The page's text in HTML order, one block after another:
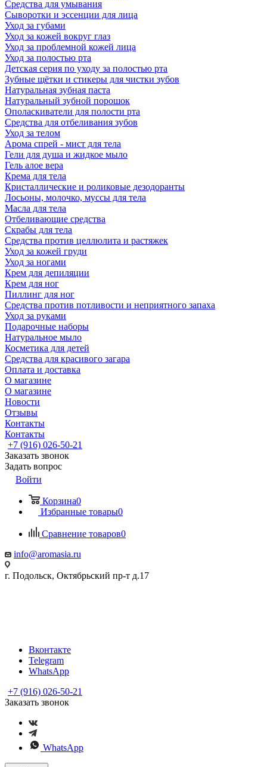
Средства для умывания
Сыворотки и эссенции для лица
Уход за губами
Уход за кожей вокруг глаз
Уход за проблемной кожей лица
Уход за полостью рта
Детская серия по уходу за полостью рта
Зубные щётки и стикеры для чистки зубов
Натуральная зубная паста
Натуральный зубной порошок
Ополаскиватели для полости рта
Средства для отбеливания зубов
Уход за телом
Арома спрей - мист для тела
Гели для душа и жидкое мыло
Гель алое вера
Крема для тела
Кристаллические и роликовые дезодоранты
Лосьоны, молочко, муссы для тела
Масла для тела
Отбеливающие средства
Скрабы для тела
Средства против целлюлита и растяжек
Уход за кожей груди
Уход за ногами
Крем для депиляции
Крем для ног
Пиллинг для ног
Средства против потливости и неприятного запаха
Уход за руками
Подарочные наборы
Натуральное мыло
Косметика для детей
Средства для красивого загара
Оплата и доставка
О магазине
О магазине
Новости
Отзывы
Контакты
Контакты
+7 (916) 026-50-21
Заказать звонок
Задать вопрос
Войти
Корзина0
Избранные товары0
Сравнение товаров0
info@aromasia.ru
г. Подольск, Октябрьский пр-т д.17
Вконтакте
Telegram
WhatsApp
+7 (916) 026-50-21
Заказать звонок
WhatsApp